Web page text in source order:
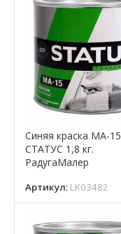
Синяя краска МА-15
СТАТУС 1,8 кг.
РадугаМалер
Артикул: LK03482